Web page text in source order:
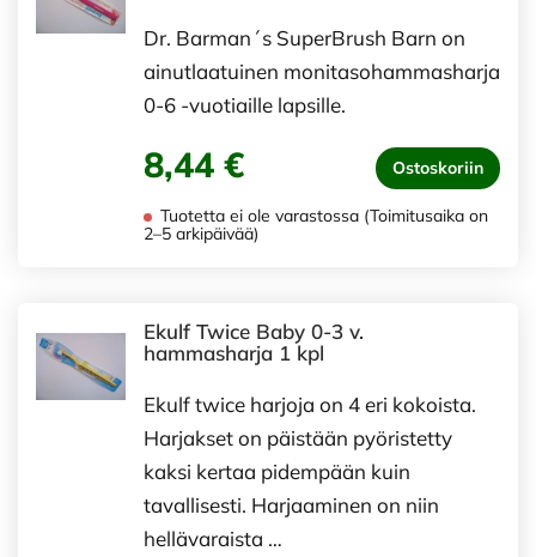
Dr. Barman´s SuperBrush Barn on
ainutlaatuinen monitasohammasharja
0-6 -vuotiaille lapsille.
8,44 € Ostoskoriin
Tuotetta ei ole varastossa (Toimitusaika on
2–5 arkipäivää)
Ekulf Twice Baby 0-3 v.
hammasharja 1 kpl
Ekulf twice harjoja on 4 eri kokoista.
Harjakset on päistään pyöristetty
kaksi kertaa pidempään kuin
tavallisesti. Harjaaminen on niin
hellävaraista …